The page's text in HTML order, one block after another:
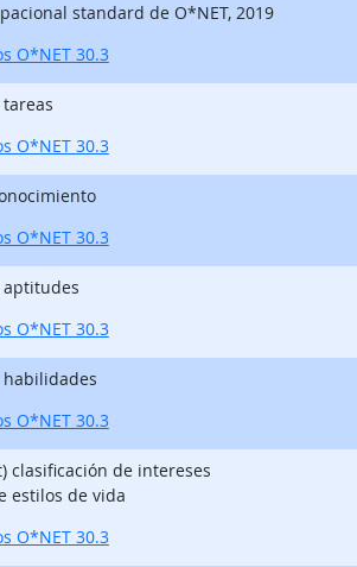
standard de O*NET, 2019
O*NET 30.3
O*NET 30.3
O*NET 30.3
aptitudes
O*NET 30.3
habilidades
O*NET 30.3
clasificación de intereses
estilos de vida
O*NET 30.3